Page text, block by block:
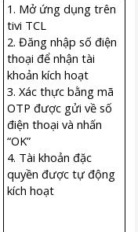
1. Mở ứng dụng trên
tivi TCL
2. Đăng nhập số điện
thoại để nhận tài
khoản kích hoạt
3. Xác thực bằng mã
OTP được gửi về số
điện thoại và nhấn
“OK”
4. Tài khoản đặc
quyền được tự động
kích hoạt